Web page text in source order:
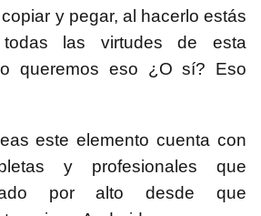
y pegar, al hacerlo estás
todas las virtudes de esta
queremos eso ¿O sí? Eso
este elemento cuenta con
y profesionales que
por alto desde que